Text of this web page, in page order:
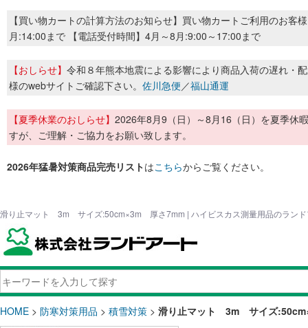
【買い物カートの計算方法のお知らせ】買い物カートご利用のお客
月:14:00まで 【電話受付時間】4月～8月:9:00～17:00まで
【おしらせ】 令和８年熊本地震による影響により商品入荷の遅れ・
様のwebサイトご確認下さい。 佐川急便／福山通運
【夏季休業のおしらせ】 2026年8月9（日）～8月16（日）を夏季休
すが、ご理解・ご協力をお願い致します。
2026年猛暑対策商品完売リストはこちらからご覧ください。
滑り止マット 3m サイズ:50cm×3m 厚さ7mm | ハイビスカス測量用品のランド
HOME > 防寒対策用品 > 積雪対策 > 滑り止マット 3m サイズ